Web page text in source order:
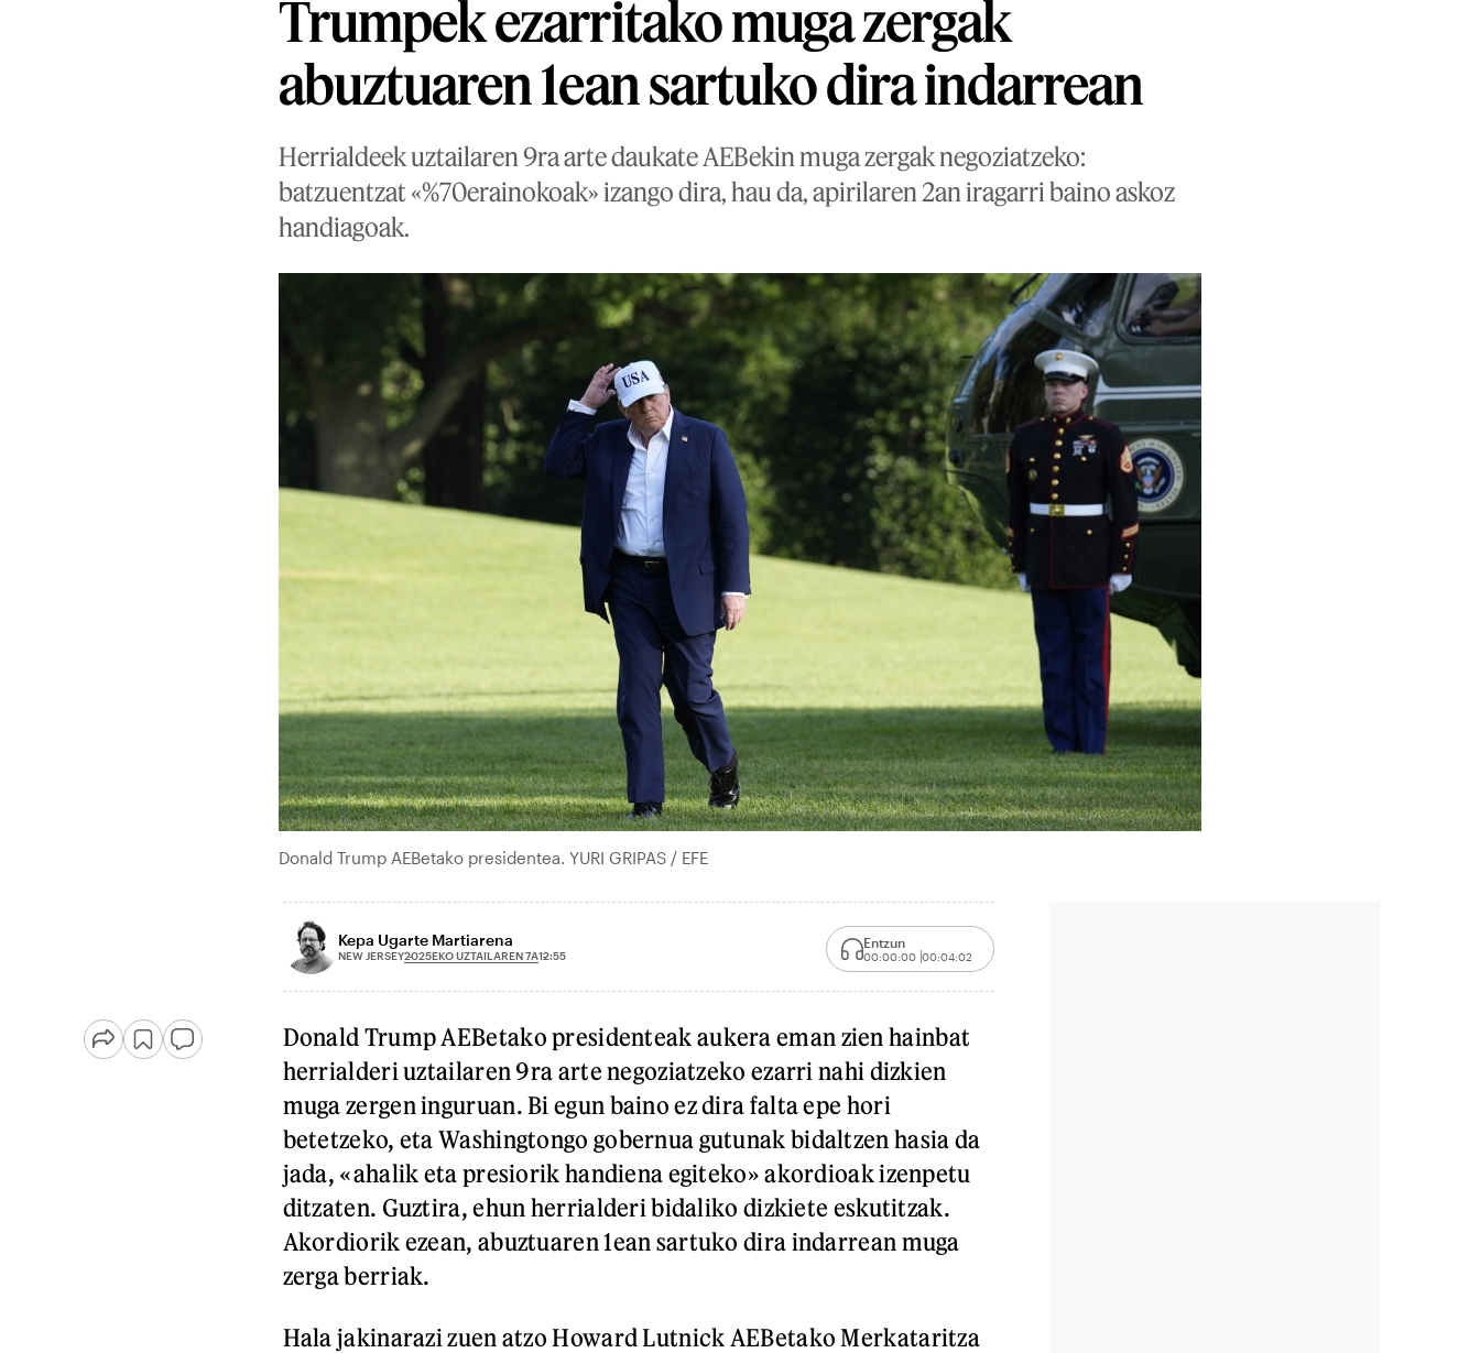
Trumpek ezarritako muga zergak
abuztuaren 1ean sartuko dira indarrean
Herrialdeek uztailaren 9ra arte daukate AEBekin muga zergak negoziatzeko:
batzuentzat «%70erainokoak» izango dira, hau da, apirilaren 2an iragarri baino askoz
handiagoak.
Donald Trump AEBetako presidentea. YURI GRIPAS / EFE
Kepa Ugarte Martiarena
NEW JERSEY2025EKO UZTAILAREN 7A12:55
Entzun
00:00:00 00:04:02
Donald Trump AEBetako presidenteak aukera eman zien hainbat
herrialderi uztailaren 9ra arte negoziatzeko ezarri nahi dizkien
muga zergen inguruan. Bi egun baino ez dira falta epe hori
betetzeko, eta Washingtongo gobernua gutunak bidaltzen hasia da
jada, «ahalik eta presiorik handiena egiteko» akordioak izenpetu
ditzaten. Guztira, ehun herrialderi bidaliko dizkiete eskutitzak.
Akordiorik ezean, abuztuaren 1ean sartuko dira indarrean muga
zerga berriak.
Hala jakinarazi zuen atzo Howard Lutnick AEBetako Merkataritza